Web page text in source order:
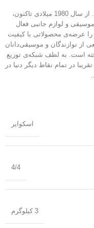
که مقر اصلی آن در آمریکا قرار دارد. از سال 1980 میلادی تاکنون،
موسیقی و لوازم جانبی فعال
را عرضه‌ی محصولاتی با کیفیت
از نوازندگان و موسیقی‌دانان
است. به لطف شبکه‌ی توزیع
در تمام نقاط دیگر دنیا در
اسکوایر
4/4
3 کیلوگرم